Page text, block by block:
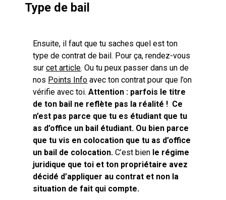
Type de bail
Ensuite, il faut que tu saches quel est ton
type de contrat de bail. Pour ça, rendez-vous
surcet article. Ou tu peux passer dans un de
nos Points Info avec ton contrat pour que l’on
vérifie avec toi.Attention : parfois le titre
de ton bail ne reflète pas la réalité ! Ce
n’est pas parce que tu es étudiant que tu
as d’office un bail étudiant. Ou bien parce
que tu vis en colocation que tu as d’office
un bail de colocation.C’est bien le régime
juridique que toi et ton propriétaire avez
décidé d’appliquer au contrat et non la
situation de fait qui compte.